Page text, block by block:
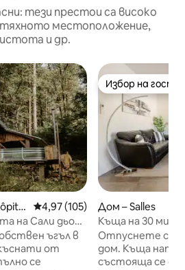
тези престои са високо
тяхното местоположение,
и др.
Средна оценка: 4,97 от 5,
4,97 (105)
на Сали дьо
ъгъл в
от
се
Избор на
Избор на
Дом – Salles
Къща на 30
Отпуснете се
дом. Къща напълно независима,
състояща се